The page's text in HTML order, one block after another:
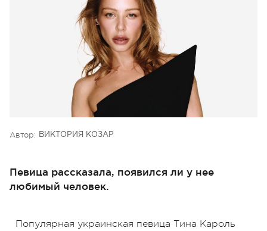
Автор: ВИКТОРИЯ КОЗАР
Певица рассказала, появился ли у нее
любимый человек.
Популярная украинская певица Тина Кароль